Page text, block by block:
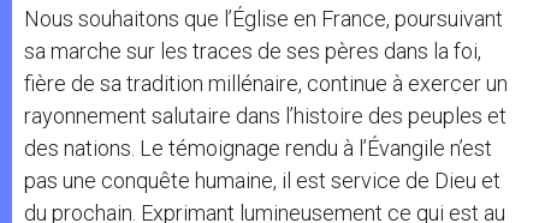
Nous souhaitons que l’Église en France, poursuivant
sa marche sur les traces de ses pères dans la foi,
fière de sa tradition millénaire, continue à exercer un
rayonnement salutaire dans l’histoire des peuples et
des nations. Le témoignage rendu à l’Évangile n’est
pas une conquête humaine, il est service de Dieu et
du prochain. Exprimant lumineusement ce qui est au